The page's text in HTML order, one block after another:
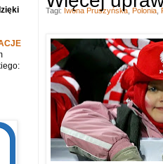
Tagi: Iwona Pruszyńska Polonia